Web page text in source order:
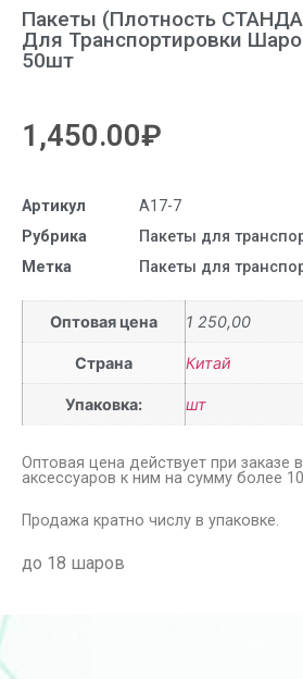
Пакеты (плотность
Для Транспортировки
50шт
1,450.00₽
Артикул
А17-7
Рубрика
Пакеты для
Метка
Пакеты для
Оптовая цена 1 250,00
Страна Китай
Упаковка: шт
Оптовая цена действует при заказе
аксессуаров к ним на сумму более
Продажа кратно числу в упаковке.
до 18 шаров